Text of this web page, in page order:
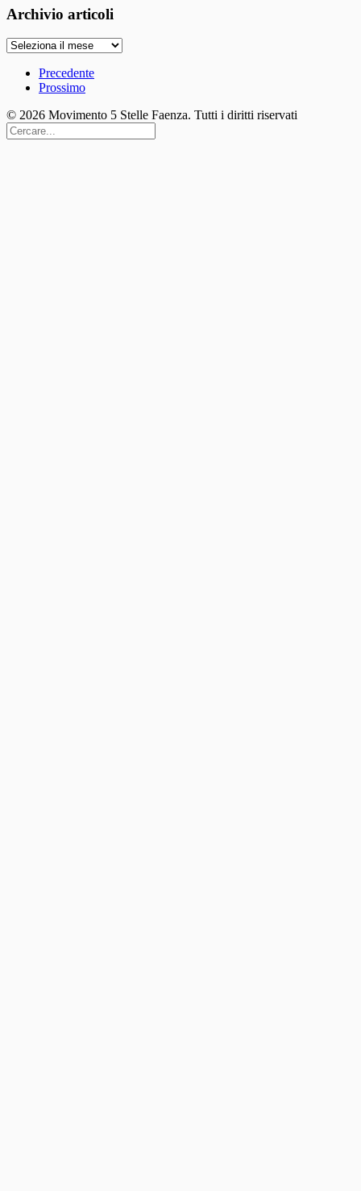
Archivio articoli
Archivio
Precedente
Prossimo
© 2026 Movimento 5 Stelle Faenza. Tutti i diritti riservati